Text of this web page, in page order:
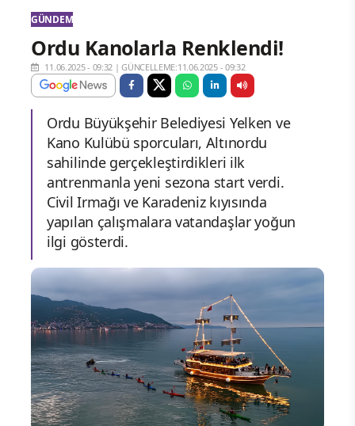
GÜNDEM
Ordu Kanolarla Renklendi!
11.06.2025 - 09:32 |GÜNCELLEME:11.06.2025 - 09:32
Ordu Büyükşehir Belediyesi Yelken ve
Kano Kulübü sporcuları, Altınordu
sahilinde gerçekleştirdikleri ilk
antrenmanla yeni sezona start verdi.
Civil Irmağı ve Karadeniz kıyısında
yapılan çalışmalara vatandaşlar yoğun
ilgi gösterdi.